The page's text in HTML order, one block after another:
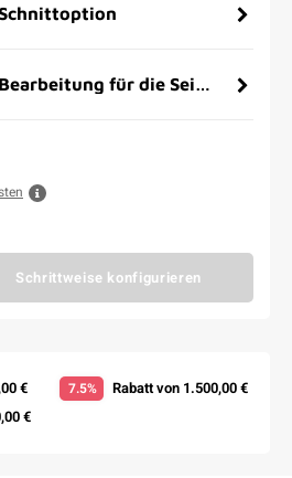
für die Seitenflächen
Schrittweise konfigurieren
€ 7.5% Rabatt von 1.500,00 €
€